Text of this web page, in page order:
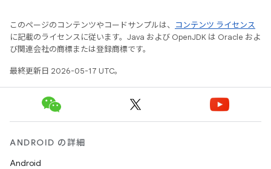
このページのコンテンツやコードサンプルは、
コンテンツ ライセンス
に記載のライセンスに従います。Java および OpenJDK は Oracle およ
び関連会社の商標または登録商標です。
最終更新日 2026-05-17 UTC。
ANDROID の詳細
Android